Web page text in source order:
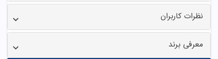
نظرات کاربران
معرفی برند